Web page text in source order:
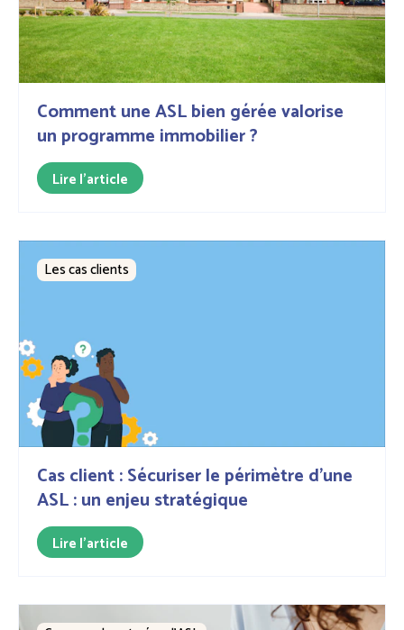
Comment une ASL bien gérée valorise
un programme immobilier ?
Lire l'article
Cas client : Sécuriser le périmètre d’une
ASL : un enjeu stratégique
Les cas clients
Lire l'article